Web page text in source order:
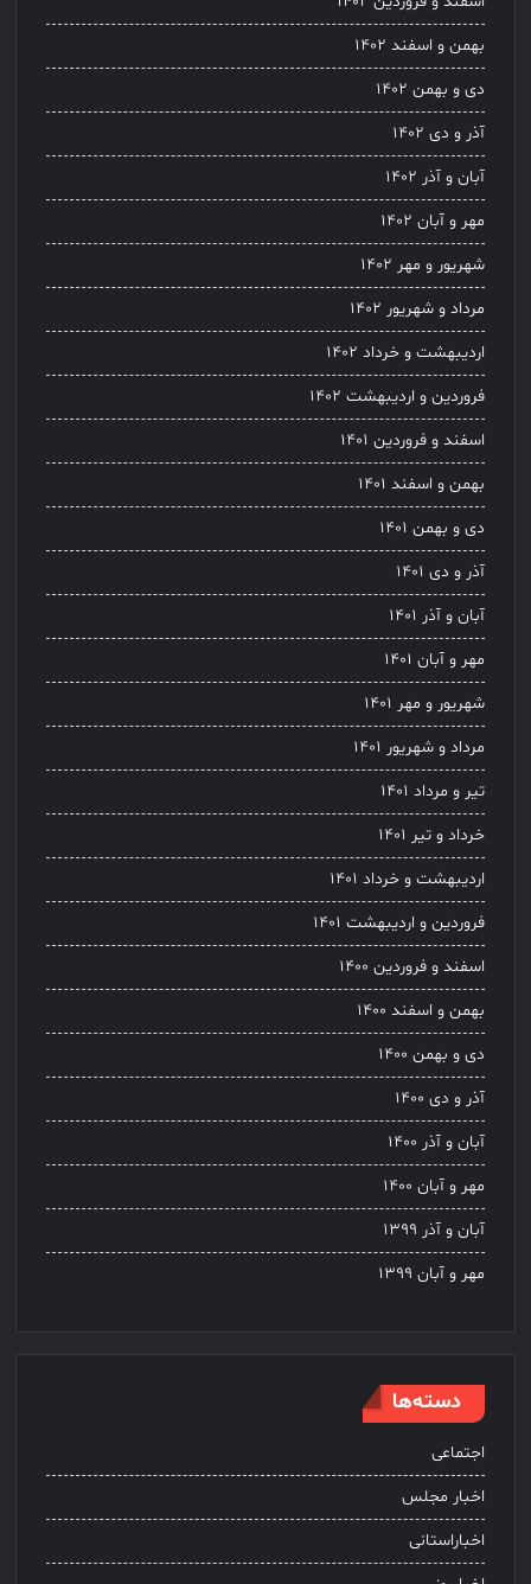
بهمن و اسفند ۱۴۰۲
دی و بهمن ۱۴۰۲
آذر و دی ۱۴۰۲
آبان و آذر ۱۴۰۲
مهر و آبان ۱۴۰۲
شهریور و مهر ۱۴۰۲
مرداد و شهریور ۱۴۰۲
اردیبهشت و خرداد ۱۴۰۲
فروردین و اردیبهشت ۱۴۰۲
اسفند و فروردین ۱۴۰۱
بهمن و اسفند ۱۴۰۱
دی و بهمن ۱۴۰۱
آذر و دی ۱۴۰۱
آبان و آذر ۱۴۰۱
مهر و آبان ۱۴۰۱
شهریور و مهر ۱۴۰۱
مرداد و شهریور ۱۴۰۱
تیر و مرداد ۱۴۰۱
خرداد و تیر ۱۴۰۱
اردیبهشت و خرداد ۱۴۰۱
فروردین و اردیبهشت ۱۴۰۱
اسفند و فروردین ۱۴۰۰
بهمن و اسفند ۱۴۰۰
دی و بهمن ۱۴۰۰
آذر و دی ۱۴۰۰
آبان و آذر ۱۴۰۰
مهر و آبان ۱۴۰۰
آبان و آذر ۱۳۹۹
مهر و آبان ۱۳۹۹
دسته‌ها
اجتماعی
اخبار مجلس
اخباراستانی